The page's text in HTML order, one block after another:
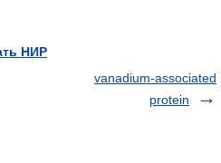
НИР
vanadium-associated
protein